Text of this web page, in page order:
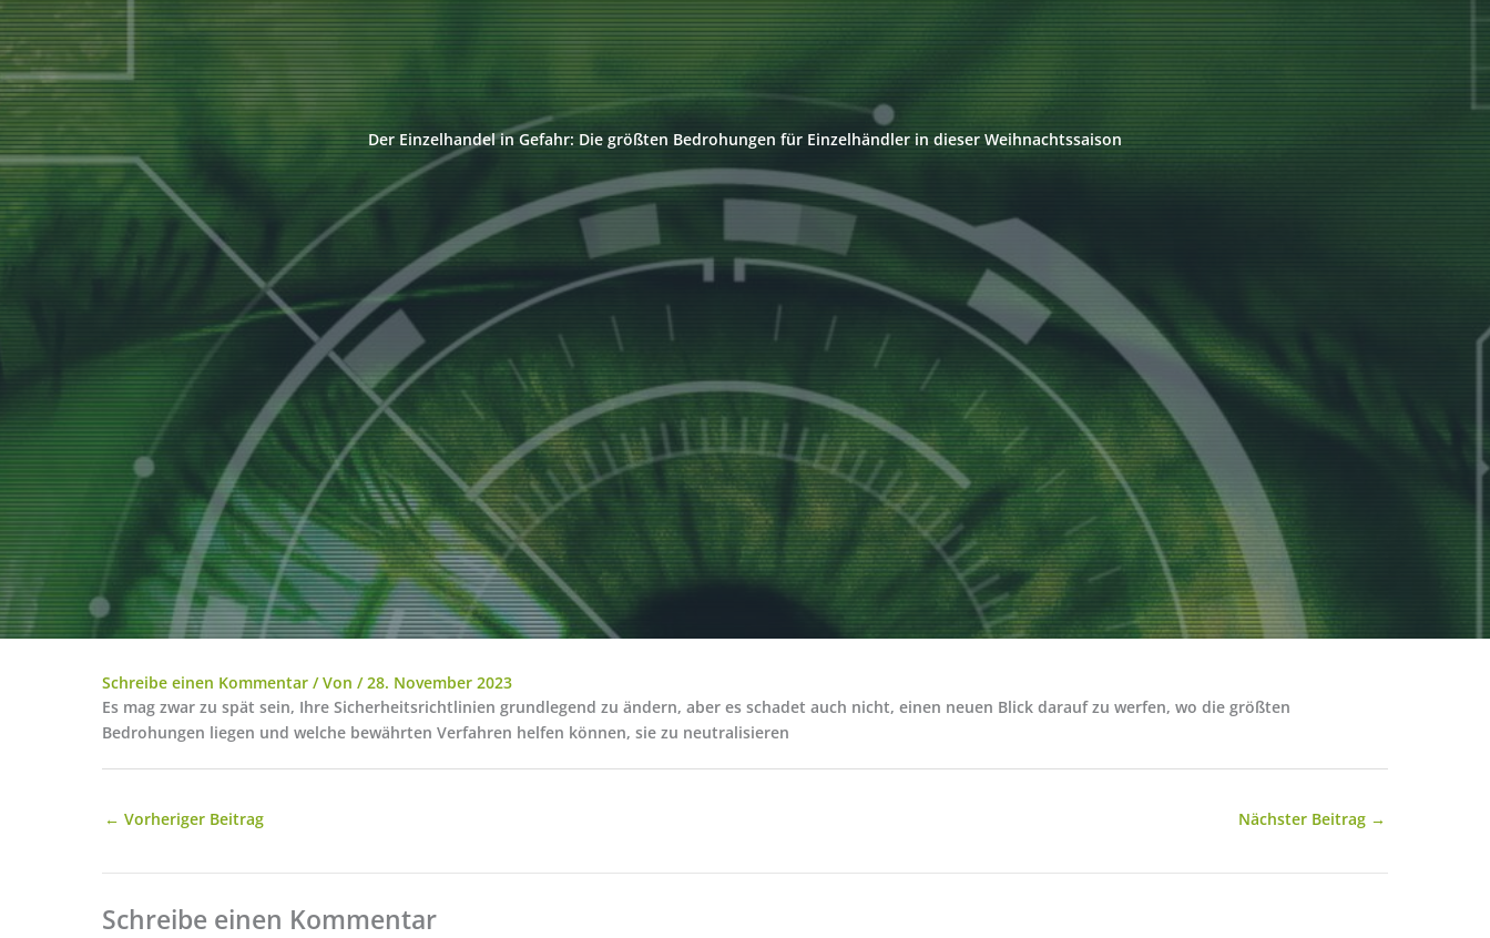
Der Einzelhandel in Gefahr: Die größten Bedrohungen für Einzelhändler in dieser Weihnachtssaison
Schreibe einen Kommentar / Von /28. November 2023
Es mag zwar zu spät sein, Ihre Sicherheitsrichtlinien grundlegend zu ändern, aber es schadet auch nicht, einen neuen Blick darauf zu werfen, wo die größten
Bedrohungen liegen und welche bewährten Verfahren helfen können, sie zu neutralisieren
← Vorheriger Beitrag Nächster Beitrag →
Schreibe einen Kommentar